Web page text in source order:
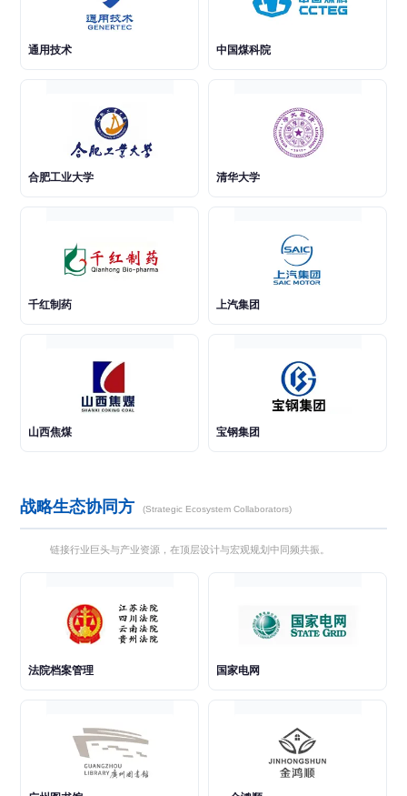
通用技术 中国煤科院
合肥工业大学 清华大学
千红制药 上汽集团
山西焦煤 宝钢集团
战略生态协同方 (Strategic Ecosystem Collaborators)
链接行业巨头与产业资源，在顶层设计与宏观规划中同频共振。
法院档案管理 国家电网